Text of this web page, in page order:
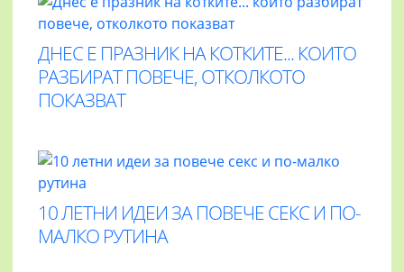
ДНЕС Е ПРАЗНИК НА КОТКИТЕ... КОИТО
РАЗБИРАТ ПОВЕЧЕ, ОТКОЛКОТО
ПОКАЗВАТ
10 ЛЕТНИ ИДЕИ ЗА ПОВЕЧЕ СЕКС И ПО-
МАЛКО РУТИНА